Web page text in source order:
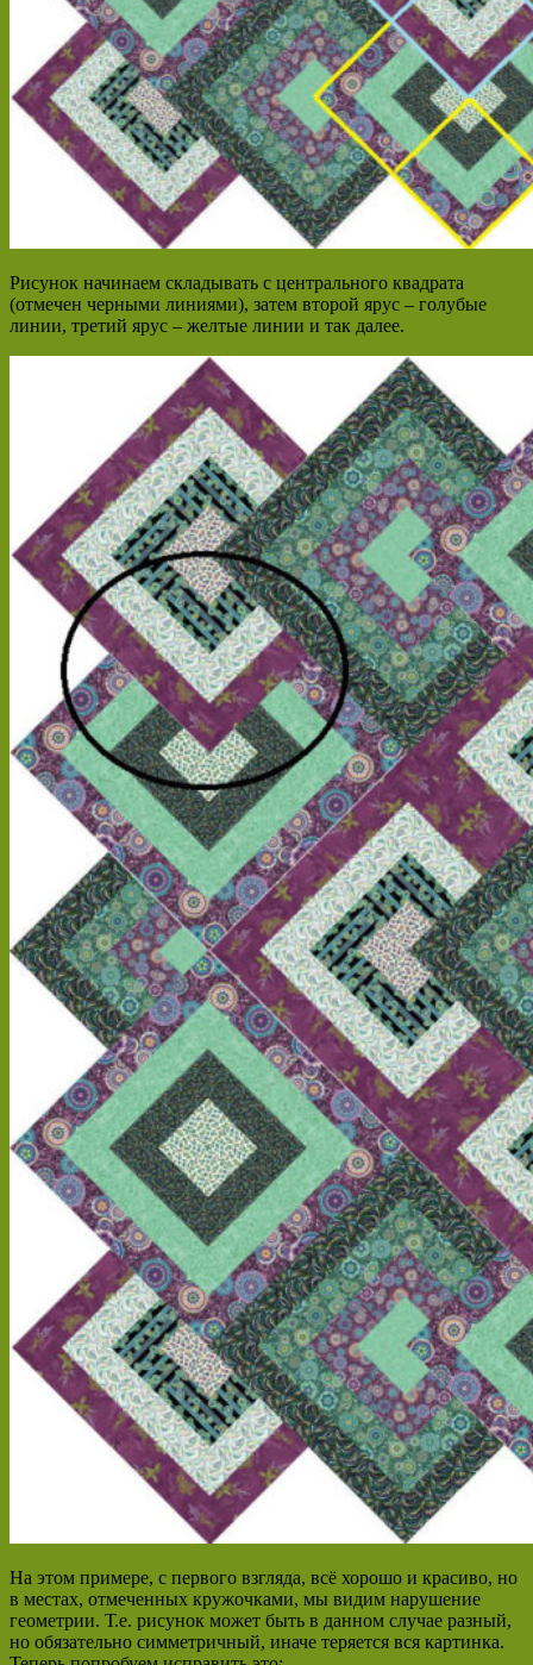
Рисунок начинаем складывать с центрального квадрата
(отмечен черными линиями), затем второй ярус – голубые
линии, третий ярус – желтые линии и так далее.
На этом примере, с первого взгляда, всё хорошо и красиво, но
в местах, отмеченных кружочками, мы видим нарушение
геометрии. Т.е. рисунок может быть в данном случае разный,
но обязательно симметричный, иначе теряется вся картинка.